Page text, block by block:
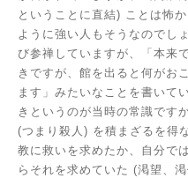
ということに直結) ことは怖
ように強い人もそうなのでし
び参禅していますが、「本来
きですが、館を出ると何がお
ます」みたいなことを書いて
きというのが当時の常識です
(つまり殺人 ) を積まざるを得
教に救いを求めたか、自分で
らそれを求めていた (渇望、渇